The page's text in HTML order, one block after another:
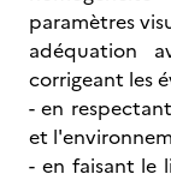
paramètres
adéquation
corrigeant les
- en
et
- en faisant le